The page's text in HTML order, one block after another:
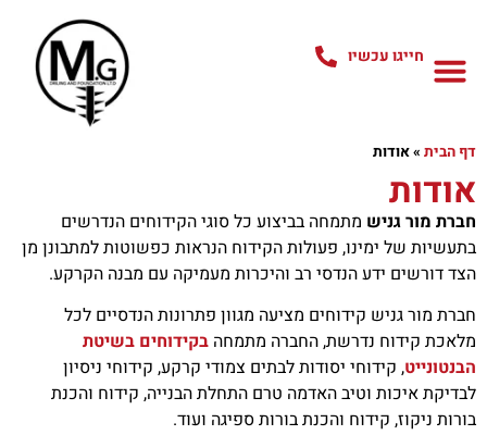
חייגו עכשיו
דף הבית »אודות
אודות
חברת מור גניש מתמחה בביצוע כל סוגי הקידוחים הנדרשים
בתעשיות של ימינו, פעולות הקידוח הנראות כפשוטות למתבונן מן
הצד דורשים ידע הנדסי רב והיכרות מעמיקה עם מבנה הקרקע.
חברת מור גניש קידוחים מציעה מגוון פתרונות הנדסיים לכל
מלאכת קידוח נדרשת, החברה מתמחה בקידוחים בשיטת
הבנטונייט, קידוחי יסודות לבתים צמודי קרקע, קידוחי ניסיון
לבדיקת איכות וטיב האדמה טרם התחלת הבנייה, קידוח והכנת
בורות ניקוז, קידוח והכנת בורות ספיגה ועוד.